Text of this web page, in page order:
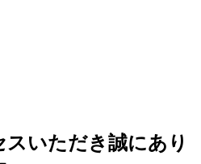
いただき誠にあり